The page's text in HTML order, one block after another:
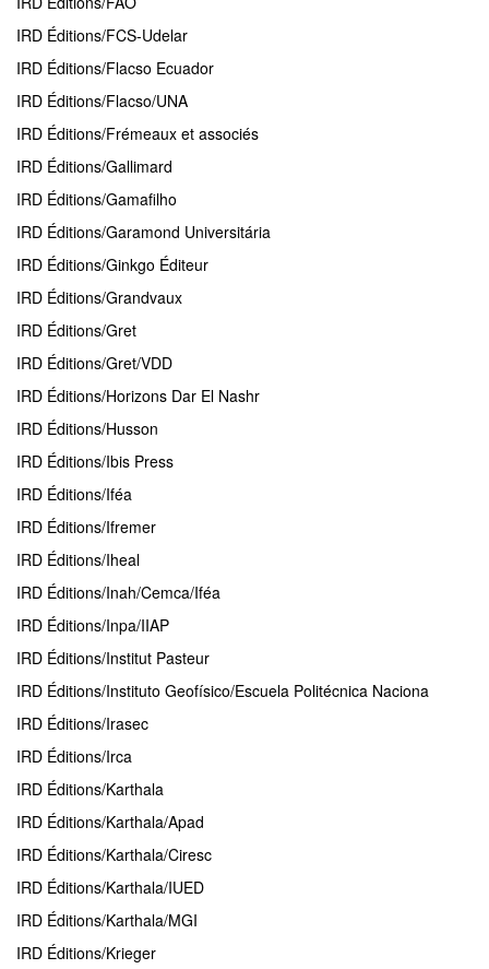
IRD Éditions/FCS-Udelar
IRD Éditions/Flacso Ecuador
IRD Éditions/Flacso/UNA
IRD Éditions/Frémeaux et associés
IRD Éditions/Gallimard
IRD Éditions/Gamafilho
IRD Éditions/Garamond Universitária
IRD Éditions/Ginkgo Éditeur
IRD Éditions/Grandvaux
IRD Éditions/Gret
IRD Éditions/Gret/VDD
IRD Éditions/Horizons Dar El Nashr
IRD Éditions/Husson
IRD Éditions/Ibis Press
IRD Éditions/Iféa
IRD Éditions/Ifremer
IRD Éditions/Iheal
IRD Éditions/Inah/Cemca/Iféa
IRD Éditions/Inpa/IIAP
IRD Éditions/Institut Pasteur
IRD Éditions/Instituto Geofísico/Escuela Politécnica Naciona
IRD Éditions/Irasec
IRD Éditions/Irca
IRD Éditions/Karthala
IRD Éditions/Karthala/Apad
IRD Éditions/Karthala/Ciresc
IRD Éditions/Karthala/IUED
IRD Éditions/Karthala/MGI
IRD Éditions/Krieger